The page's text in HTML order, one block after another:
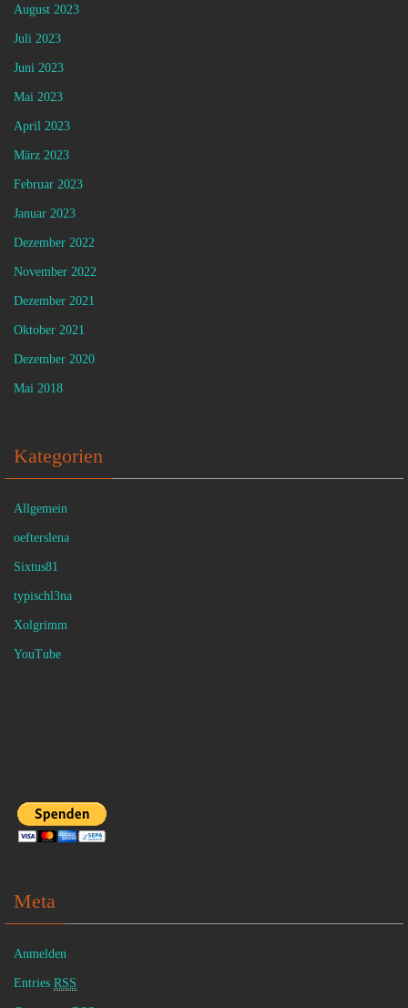
August 2023
Juli 2023
Juni 2023
Mai 2023
April 2023
März 2023
Februar 2023
Januar 2023
Dezember 2022
November 2022
Dezember 2021
Oktober 2021
Dezember 2020
Mai 2018
Kategorien
Allgemein
oefterslena
Sixtus81
typischl3na
Xolgrimm
YouTube
Meta
Anmelden
Entries RSS